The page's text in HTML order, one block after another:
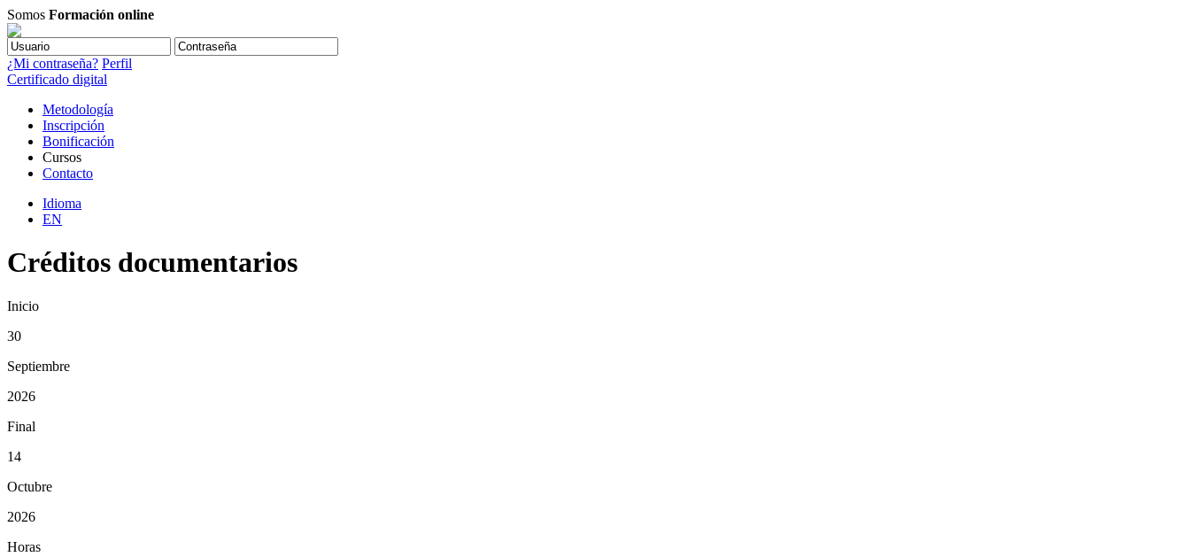
Somos Formación online
¿Mi contraseña? Perfil
Certificado digital
Metodología
Inscripción
Bonificación
Cursos
Contacto
Idioma
EN
Créditos documentarios
Inicio
30
Septiembre
2026
Final
14
Octubre
2026
Horas